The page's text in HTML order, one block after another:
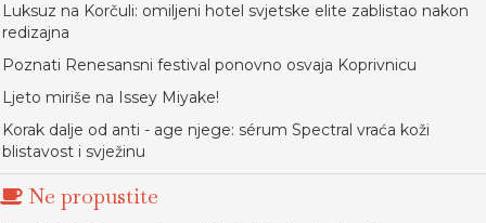
Luksuz na Korčuli: omiljeni hotel svjetske elite zablistao nakon
redizajna
Poznati Renesansni festival ponovno osvaja Koprivnicu
Ljeto miriše na Issey Miyake!
Korak dalje od anti - age njege: sérum Spectral vraća koži
blistavost i svježinu
Ne propustite